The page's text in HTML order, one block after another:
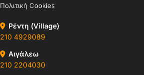
Πολιτική Cookies
Ρέντη (Village)
210 4929089
Αιγάλεω
210 2204030